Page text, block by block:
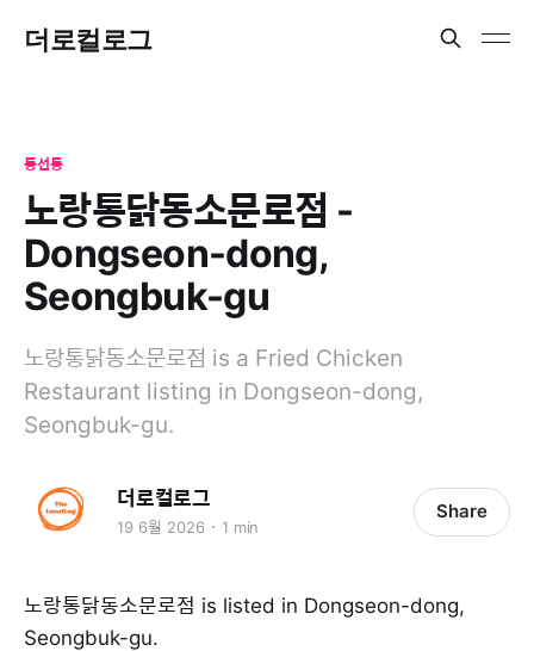
더로컬로그
동선동
노랑통닭동소문로점 -
Dongseon-dong,
Seongbuk-gu
노랑통닭동소문로점 is a Fried Chicken
Restaurant listing in Dongseon-dong,
Seongbuk-gu.
더로컬로그
19 6월 2026 1 min
Share
노랑통닭동소문로점 is listed in Dongseon-dong,
Seongbuk-gu.